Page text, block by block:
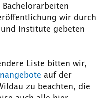
wir durch
Institute gebeten
Liste bitten wir,
auf der
zu beachten, die